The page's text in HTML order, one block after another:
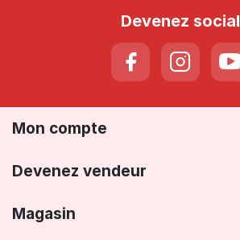
Devenez social
Mon compte
Devenez vendeur
Magasin